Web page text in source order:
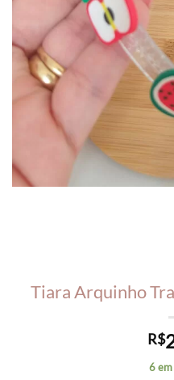
Tiara Arquinho
R$
6